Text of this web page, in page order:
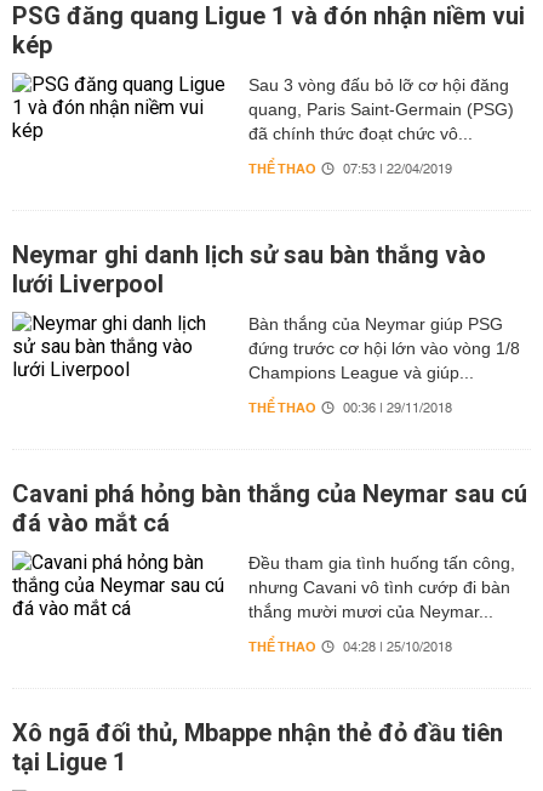
PSG đăng quang Ligue 1 và đón nhận niềm vui
kép
Sau 3 vòng đấu bỏ lỡ cơ hội đăng
quang, Paris Saint-Germain (PSG)
đã chính thức đoạt chức vô...
THỂ THAO 07:53 | 22/04/2019
Neymar ghi danh lịch sử sau bàn thắng vào
lưới Liverpool
Bàn thắng của Neymar giúp PSG
đứng trước cơ hội lớn vào vòng 1/8
Champions League và giúp...
THỂ THAO 00:36 | 29/11/2018
Cavani phá hỏng bàn thắng của Neymar sau cú
đá vào mắt cá
Đều tham gia tình huống tấn công,
nhưng Cavani vô tình cướp đi bàn
thắng mười mươi của Neymar...
THỂ THAO 04:28 | 25/10/2018
Xô ngã đối thủ, Mbappe nhận thẻ đỏ đầu tiên
tại Ligue 1